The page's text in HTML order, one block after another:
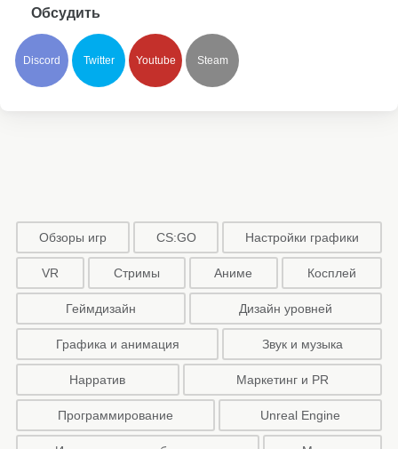
Обсудить
Discord Twitter Youtube Steam
Обзоры игр CS:GO Настройки графики
VR Стримы Аниме Косплей
Геймдизайн Дизайн уровней
Графика и анимация Звук и музыка
Нарратив Маркетинг и PR
Программирование Unreal Engine